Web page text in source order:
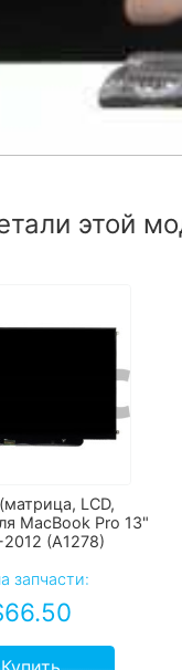
этой
LCD,
MacBook Pro 13"
(A1278)
запчасти:
66.50